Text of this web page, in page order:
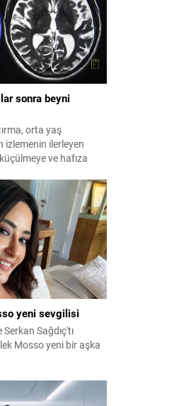
sonra beyni
orta yaş
izlemenin ilerleyen
ve hafıza
yeni sevgilisi
Sağdıç'tı
Mosso yeni bir aşka